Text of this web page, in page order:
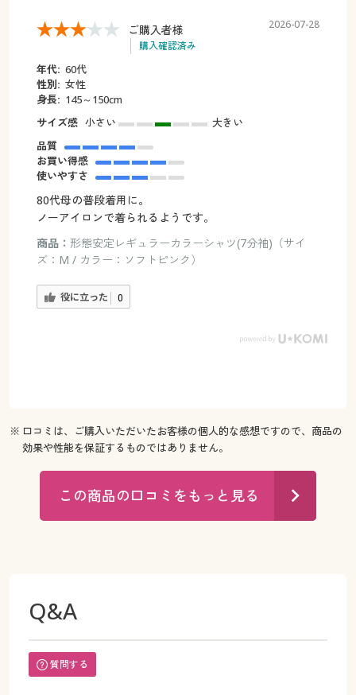
ご購入者様
購入確認済み
2026-07-28
年代: 60代
性別: 女性
身長: 145～150cm
サイズ感 小さい
大きい
品質
お買い得感
使いやすさ
80代母の普段着用に。
ノーアイロンで着られるようです。
商品： 形態安定レギュラーカラーシャツ(7分袖)（サイ
ズ：M / カラー：ソフトピンク）
役に立った 0
※ 口コミは、ご購入いただいたお客様の個人的な感想ですので、商品の
効果や性能を保証するものではありません。
この商品の口コミをもっと見る
Q&A
質問する